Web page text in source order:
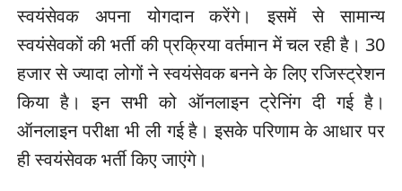
स्वयंसेवक अपना योगदान करेंगे। इसमें से सामान्य
स्वयंसेवकों की भर्ती की प्रक्रिया वर्तमान में चल रही है। 30
हजार से ज्यादा लोगों ने स्वयंसेवक बनने के लिए रजिस्ट्रेशन
किया है। इन सभी को ऑनलाइन ट्रेनिंग दी गई है।
ऑनलाइन परीक्षा भी ली गई है। इसके परिणाम के आधार पर
ही स्वयंसेवक भर्ती किए जाएंगे।